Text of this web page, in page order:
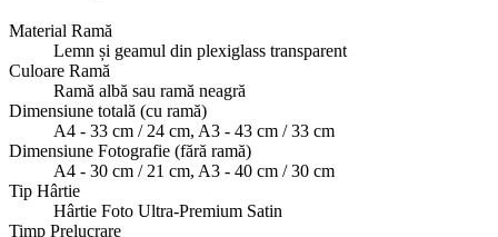
Material Ramă
Lemn și geamul din plexiglass transparent
Culoare Ramă
Ramă albă sau ramă neagră
Dimensiune totală (cu ramă)
A4 - 33 cm / 24 cm, A3 - 43 cm / 33 cm
Dimensiune Fotografie (fără ramă)
A4 - 30 cm / 21 cm, A3 - 40 cm / 30 cm
Tip Hârtie
Hârtie Foto Ultra-Premium Satin
Timp Prelucrare